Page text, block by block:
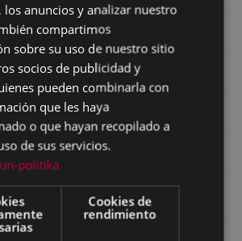
Zabaleta
SPANISH
los anuncios y analizar nuestro
compartimos
sobre su uso de nuestro sitio
socios de publicidad y
pueden combinarla con
que les haya
o que hayan recopilado a
de sus servicios.
politika
Cookies de
rendimiento